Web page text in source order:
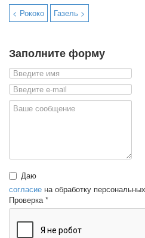
< Рококо Газель >
Заполните форму
Даю
согласие на обработку
Проверка*